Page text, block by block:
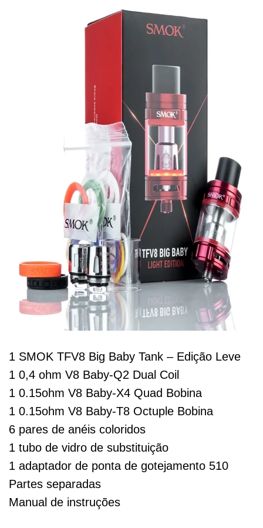
1 SMOK TFV8 Big Baby Tank – Edição Leve
1 0,4 ohm V8 Baby-Q2 Dual Coil
1 0.15ohm V8 Baby-X4 Quad Bobina
1 0.15ohm V8 Baby-T8 Octuple Bobina
6 pares de anéis coloridos
1 tubo de vidro de substituição
1 adaptador de ponta de gotejamento 510
Partes separadas
Manual de instruções